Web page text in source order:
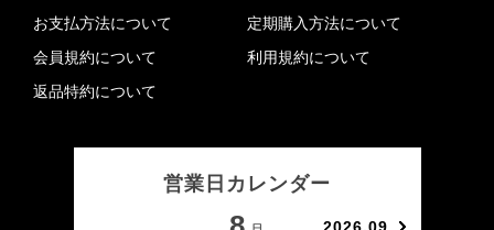
お支払方法について
会員規約について
返品特約について
定期購入方法について
利用規約について
営業日カレンダー